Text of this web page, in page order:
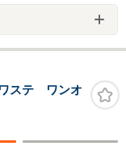
ステ ワンオ